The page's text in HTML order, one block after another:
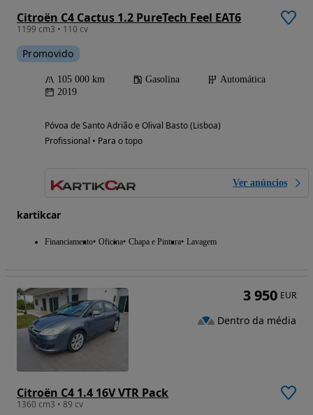
Citroën C4 Cactus 1.2 PureTech Feel EAT6
1199 cm3 • 110 cv
Promovido
105 000 km Gasolina
Automática
2019
Póvoa de Santo Adrião e Olival Basto (Lisboa)
Profissional • Para o topo
Ver anúncios
kartikcar
Financiamento Oficina Chapa e Pintura Lavagem
Citroën C4 1.4 16V VTR Pack
1360 cm3 • 89 cv
3 950 EUR
Dentro da média